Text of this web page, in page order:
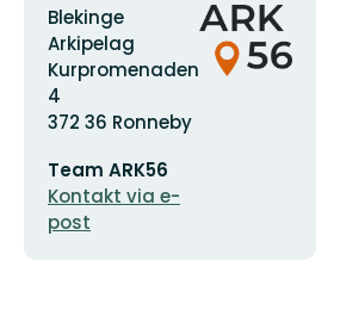
Adress
Blekinge
Arkipelag
Kurpromenaden
4
372 36 Ronneby
postadress
Team ARK56
Kontakt via e-
post
Organisationens
logotyp